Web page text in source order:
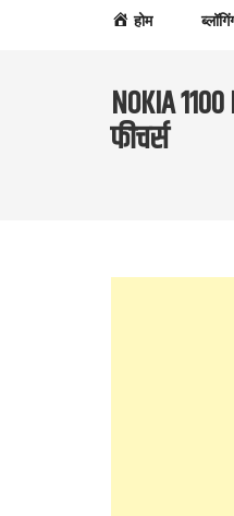
होम
NOKIA
फीचर्स